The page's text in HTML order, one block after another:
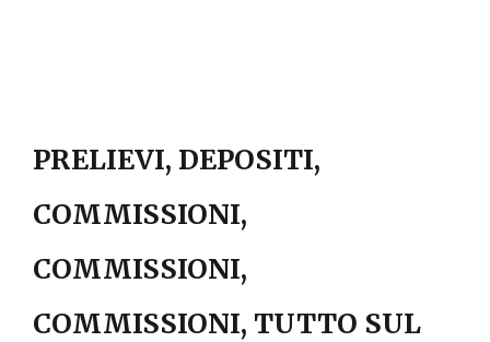
PRELIEVI, DEPOSITI,
COMMISSIONI,
COMMISSIONI,
COMMISSIONI, TUTTO SUL